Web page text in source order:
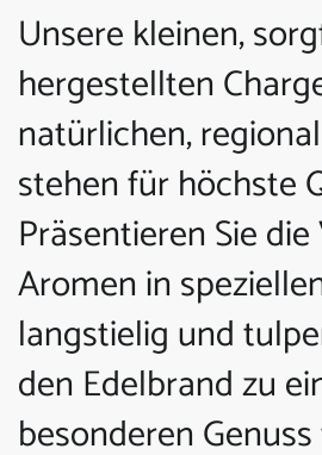
Unsere kleinen,
hergestellten
natürlichen,
stehen für höchste
Präsentieren Sie
Aromen in
langstielig und
den Edelbrand zu
besonderen